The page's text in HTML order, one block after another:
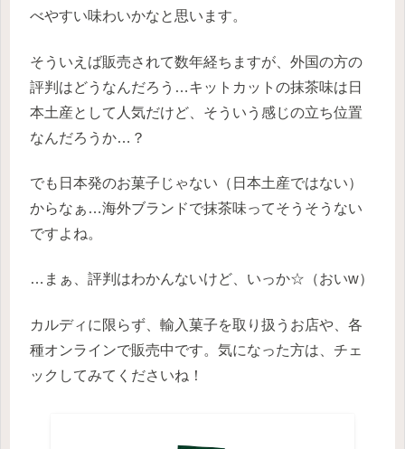
べやすい味わいかなと思います。
そういえば販売されて数年経ちますが、外国の方の
評判はどうなんだろう…キットカットの抹茶味は日
本土産として人気だけど、そういう感じの立ち位置
なんだろうか…？
でも日本発のお菓子じゃない（日本土産ではない）
からなぁ…海外ブランドで抹茶味ってそうそうない
ですよね。
…まぁ、評判はわかんないけど、いっか☆（おいw）
カルディに限らず、輸入菓子を取り扱うお店や、各
種オンラインで販売中です。気になった方は、チェ
ックしてみてくださいね！